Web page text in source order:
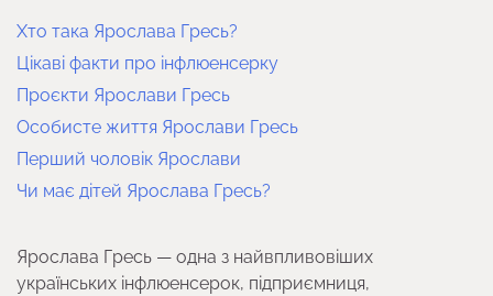
Хто така Ярослава Гресь?
Цікаві факти про інфлюенсерку
Проєкти Ярослави Гресь
Особисте життя Ярослави Гресь
Перший чоловік Ярослави
Чи має дітей Ярослава Гресь?
Ярослава Гресь — одна з найвпливовіших
українських інфлюенсерок, підприємниця,